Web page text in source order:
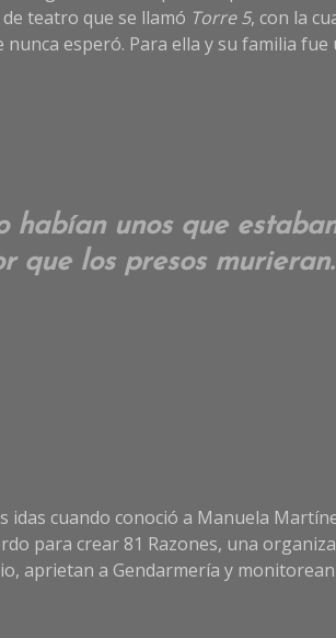
teatro que se llamó Torre 5, con la
esperó. Para ella y su familia
habían unos que
que los presos
cuando conoció a Manuela
para crear 81 Razones, una
aprietan a Gendarmería y